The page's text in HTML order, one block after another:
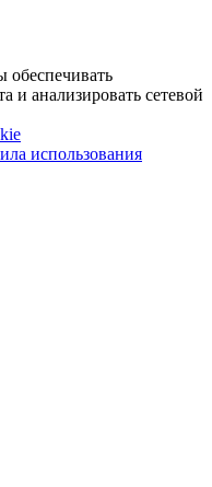
и анализировать сетевой
использования